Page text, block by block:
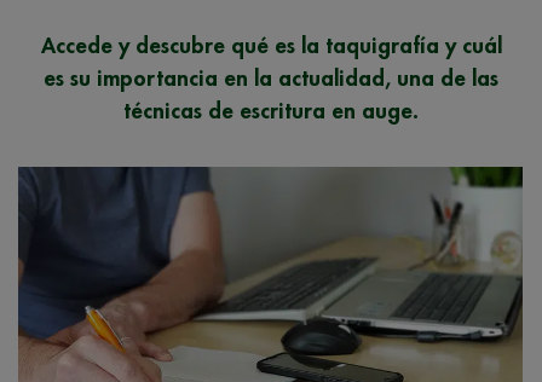
Accede y descubre qué es la taquigrafía y cuál
es su importancia en la actualidad, una de las
técnicas de escritura en auge.